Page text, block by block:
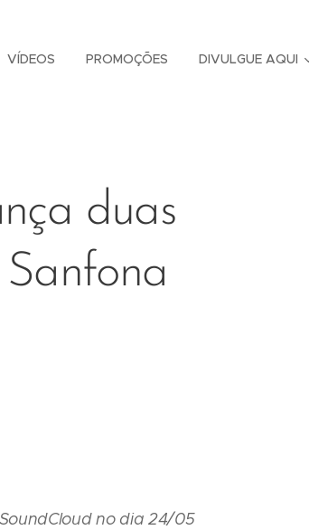
VÍDEOS PROMOÇÕES DIVULGUE AQUI
duas
no dia 24/05